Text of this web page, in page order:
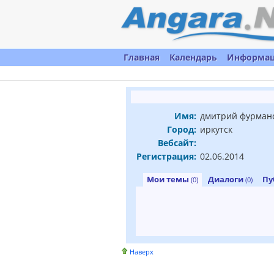
Главная Календарь
Имя: дмитрий
Город: иркутск
Вебсайт:
Регистрация: 02.06.2014
Мои темы (0) Диалоги (0)
Наверх